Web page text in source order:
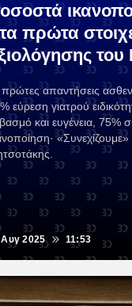
πρώτα
απαντήσεις
εύρεση γιατρού
και ευγένεια, 75%
«Συνεχίζουμε»
Αυγ 2025 11:53